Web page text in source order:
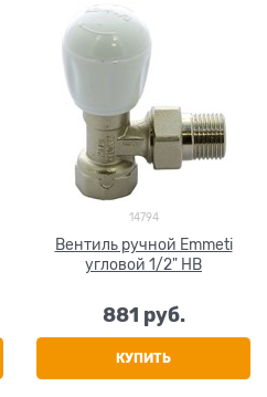
14794
Вентиль ручной Emmeti
угловой 1/2" НВ
881 руб.
КУПИТЬ